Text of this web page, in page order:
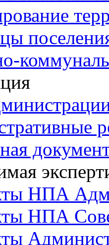
НПА
НПА